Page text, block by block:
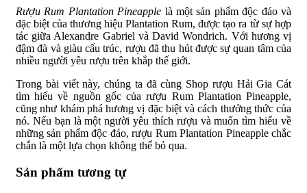
Rượu Rum Plantation Pineapple là một sản phẩm độc đáo và
đặc biệt của thương hiệu Plantation Rum, được tạo ra từ sự hợp
tác giữa Alexandre Gabriel và David Wondrich. Với hương vị
đậm đà và giàu cấu trúc, rượu đã thu hút được sự quan tâm của
nhiều người yêu rượu trên khắp thế giới.
Trong bài viết này, chúng ta đã cùng Shop rượu Hải Gia Cát
tìm hiểu về nguồn gốc của rượu Rum Plantation Pineapple,
cũng như khám phá hương vị đặc biệt và cách thưởng thức của
nó. Nếu bạn là một người yêu thích rượu và muốn tìm hiểu về
những sản phẩm độc đáo, rượu Rum Plantation Pineapple chắc
chắn là một lựa chọn không thể bỏ qua.
Sản phẩm tương tự